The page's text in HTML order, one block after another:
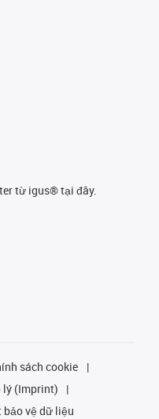
từ igus® tại đây.
sách cookie
lý (Imprint)
bảo vệ dữ liệu